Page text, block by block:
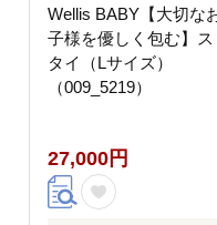
Wellis BABY【大切な
子様を優しく包む】ス
タイ（Lサイズ）
（009_5219）
27,000円